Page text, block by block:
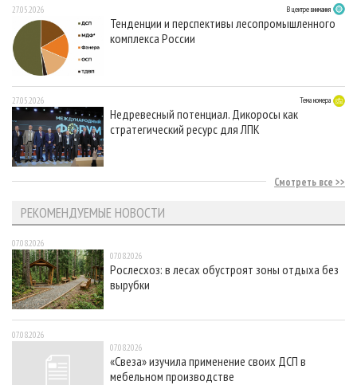
27.05.2026 В центре внимания
Тенденции и перспективы лесопромышленного
комплекса России
27.05.2026 Тема номера
Недревесный потенциал. Дикоросы как
стратегический ресурс для ЛПК
Смотреть все
РЕКОМЕНДУЕМЫЕ НОВОСТИ
07.08.2026
07.08.2026
Рослесхоз: в лесах обустроят зоны отдыха без
вырубки
07.08.2026
07.08.2026
«Свеза» изучила применение своих ДСП в
мебельном производстве